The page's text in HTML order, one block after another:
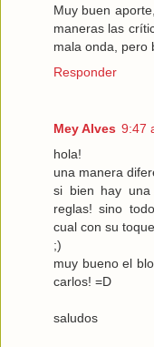
Muy buen
maneras las
mala onda, pero
Responder
Mey Alves 9:47
hola!
una manera
si bien hay
reglas! sino
cual con su
;)
muy bueno el
carlos! =D
saludos